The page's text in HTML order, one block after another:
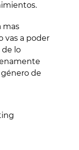
mas
vas a poder
de lo
de